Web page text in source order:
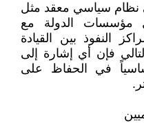
نظام سياسي معقد مثل
مؤسسات الدولة مع
النفوذ بين القيادة
فإن أي إشارة إلى
في الحفاظ على